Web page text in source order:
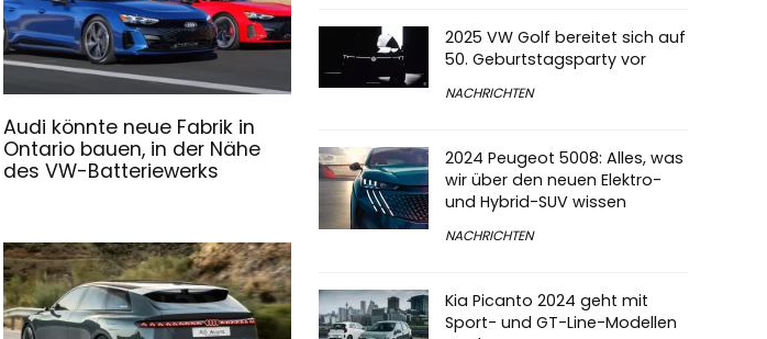
Audi könnte neue Fabrik in
Ontario bauen, in der Nähe
des VW-Batteriewerks
2025 VW Golf bereitet sich auf
50. Geburtstagsparty vor
NACHRICHTEN
2024 Peugeot 5008: Alles, was
wir über den neuen Elektro-
und Hybrid-SUV wissen
NACHRICHTEN
Kia Picanto 2024 geht mit
Sport- und GT-Line-Modellen